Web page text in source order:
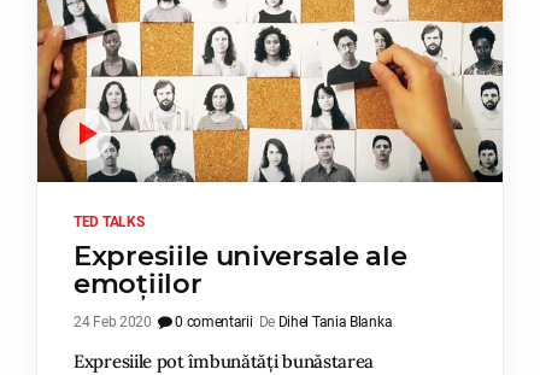
TED TALKS
Expresiile universale ale
emoțiilor
24 Feb 2020 0 comentarii De Dihel Tania Blanka
Expresiile pot îmbunătăți bunăstarea